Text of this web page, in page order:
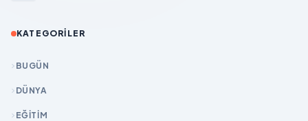
KATEGORILER
BUGÜN
DÜNYA
EĞİTİM